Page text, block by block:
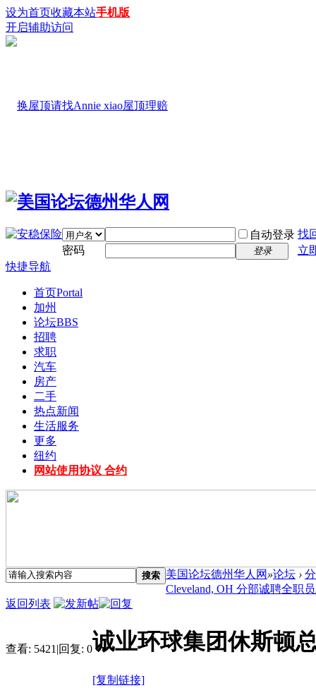
设为首页收藏本站手机版
开启辅助访问
自动登录 找
密码
登录
立
快捷导航
首页Portal
加州
论坛BBS
招聘
求职
汽车
房产
二手
热点新闻
生活服务
更多
纽约
网站使用协议 合约
搜索 美国论坛德州华人网 »论坛 ›
Cleveland, OH 分部诚聘全职
返回列表
查看: 5421 |回复: 0诚业环球集团休斯顿
[复制链接]